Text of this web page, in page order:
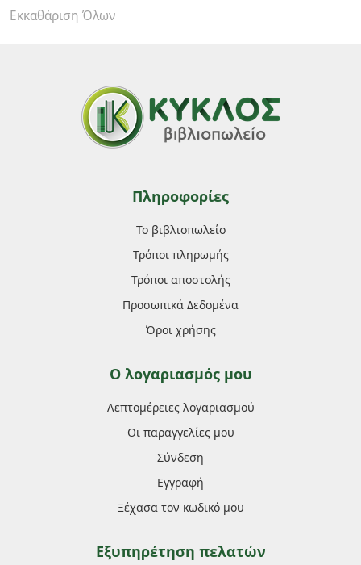
Εκκαθάριση Όλων
Πληροφορίες
Το βιβλιοπωλείο
Τρόποι πληρωμής
Τρόποι αποστολής
Προσωπικά Δεδομένα
Όροι χρήσης
Ο λογαριασμός μου
Λεπτομέρειες λογαριασμού
Οι παραγγελίες μου
Σύνδεση
Εγγραφή
Ξέχασα τον κωδικό μου
Εξυπηρέτηση πελατών